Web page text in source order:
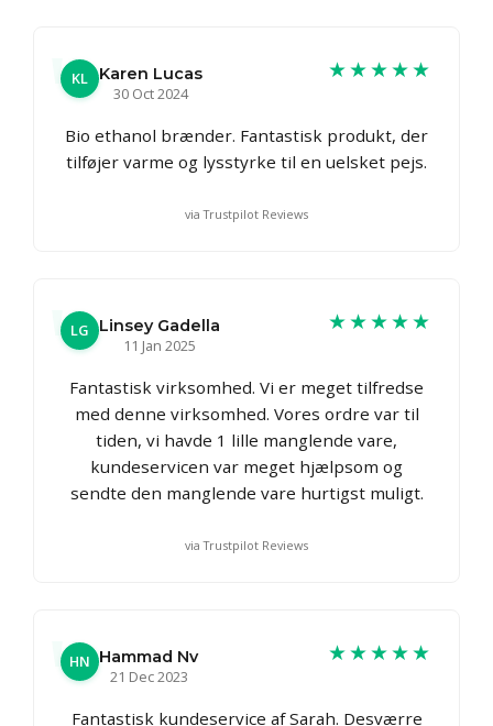
KL
Karen Lucas
30 Oct 2024
★★★★★
Bio ethanol brænder. Fantastisk produkt, der
tilføjer varme og lysstyrke til en uelsket pejs.
via Trustpilot Reviews
LG
Linsey Gadella
11 Jan 2025
★★★★★
Fantastisk virksomhed. Vi er meget tilfredse
med denne virksomhed. Vores ordre var til
tiden, vi havde 1 lille manglende vare,
kundeservicen var meget hjælpsom og
sendte den manglende vare hurtigst muligt.
via Trustpilot Reviews
HN Hammad Nv
21 Dec 2023
★★★★★
Fantastisk kundeservice af Sarah. Desværre